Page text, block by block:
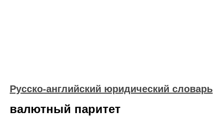
Русско-английский юридический словарь
валютный паритет